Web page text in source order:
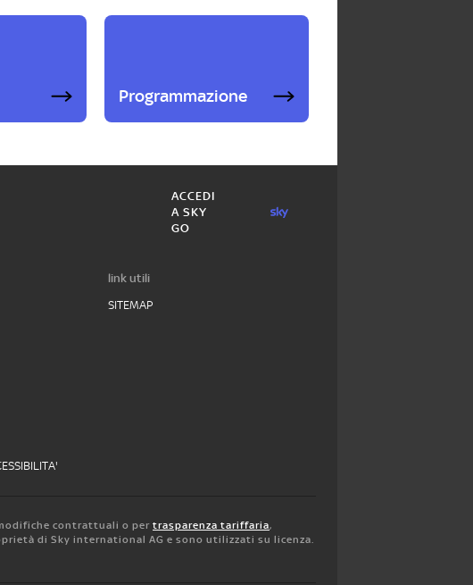
Programmazione
ACCEDI
A SKY
GO
link utili
SITEMAP
contrattuali o per trasparenza tariffaria,
di Sky international AG e sono utilizzati su licenza.